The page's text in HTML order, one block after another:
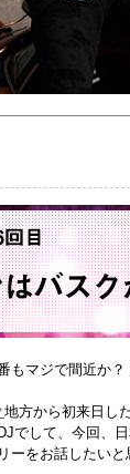
もマジで間近か
地方から初来日し
でして、今回、
ーをお話したいと